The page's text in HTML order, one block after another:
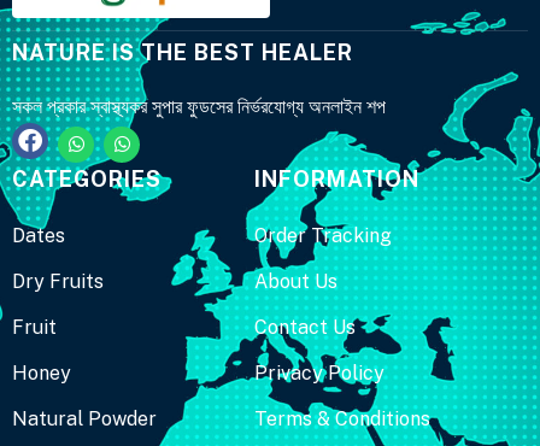
NATURE IS THE BEST HEALER
সকল প্রকার স্বাস্থ্যকর সুপার ফুডসের নির্ভরযোগ্য অনলাইন শপ
CATEGORIES
Dates
Dry Fruits
Fruit
Honey
Natural Powder
INFORMATION
Order Tracking
About Us
Contact Us
Privacy Policy
Terms & Conditions